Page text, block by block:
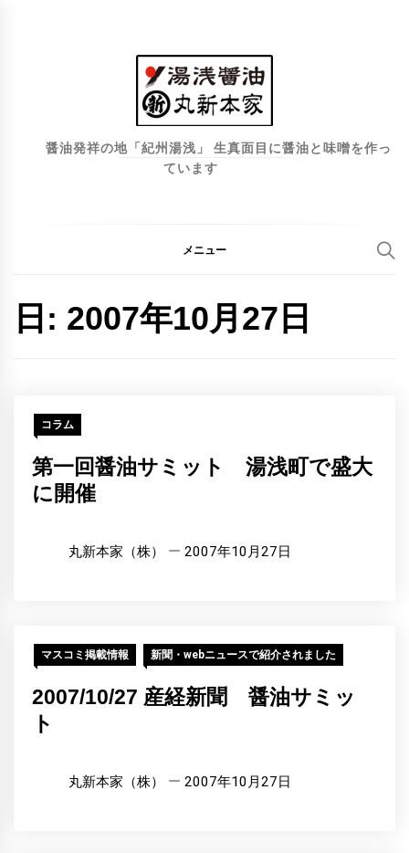
醤油発祥の地「紀州湯浅」 生真面目に醤油と味噌を作っ
ています
メニュー
日: 2007年10月27日
コラム
第一回醤油サミット 湯浅町で盛大
に開催
丸新本家（株） 2007年10月27日
マスコミ掲載情報 新聞・webニュースで紹介されました
2007/10/27 産経新聞 醤油サミッ
ト
丸新本家（株） 2007年10月27日